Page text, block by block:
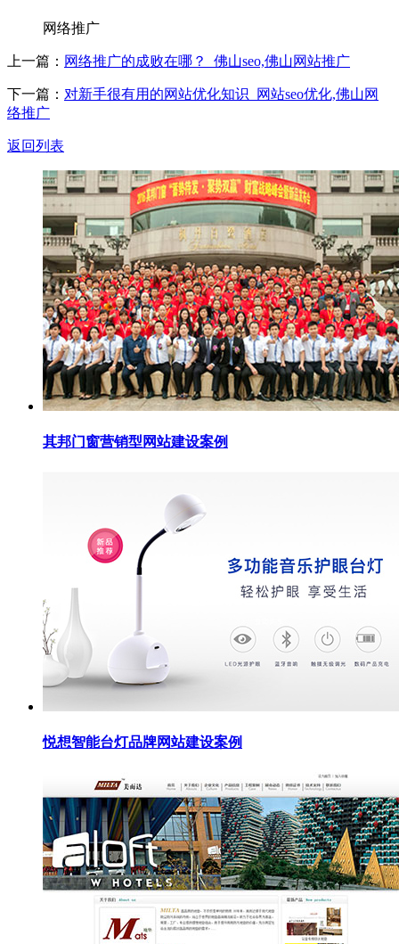
网络推广
上一篇： 网络推广的成败在哪？_佛山seo,佛山网站推广
下一篇： 对新手很有用的网站优化知识_网站seo优化,佛山网
络推广
返回列表
其邦门窗营销型网站建设案例
悦想智能台灯品牌网站建设案例